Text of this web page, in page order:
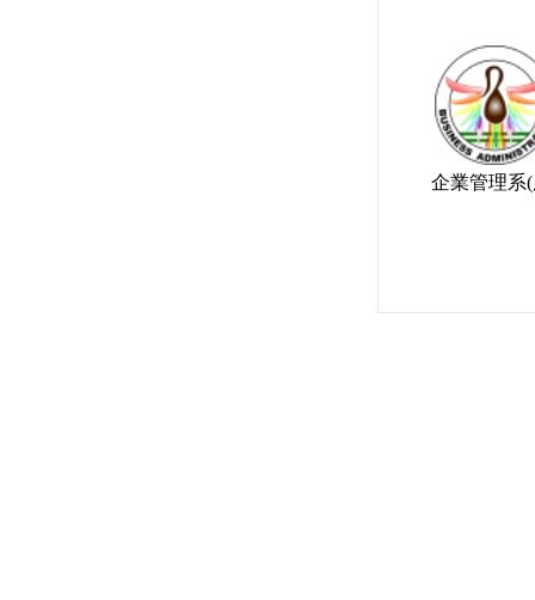
企業管理系